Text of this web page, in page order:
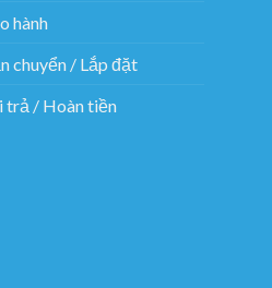
hành
chuyển / Lắp đặt
trả / Hoàn tiền